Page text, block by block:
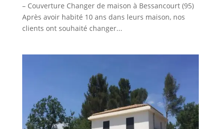
– Couverture Changer de maison à Bessancourt (95)
Après avoir habité 10 ans dans leurs maison, nos
clients ont souhaité changer...